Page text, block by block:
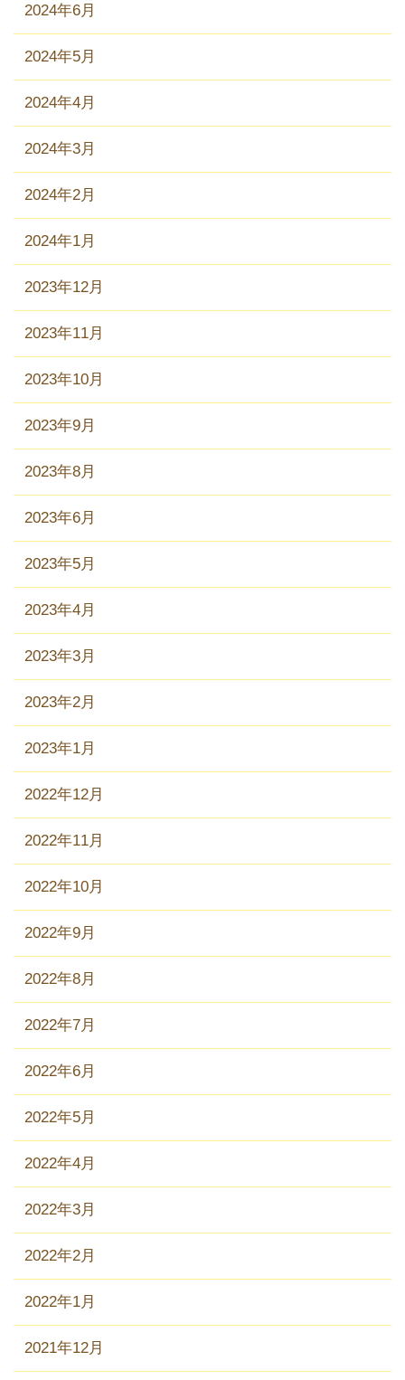
2024年6月
2024年5月
2024年4月
2024年3月
2024年2月
2024年1月
2023年12月
2023年11月
2023年10月
2023年9月
2023年8月
2023年6月
2023年5月
2023年4月
2023年3月
2023年2月
2023年1月
2022年12月
2022年11月
2022年10月
2022年9月
2022年8月
2022年7月
2022年6月
2022年5月
2022年4月
2022年3月
2022年2月
2022年1月
2021年12月